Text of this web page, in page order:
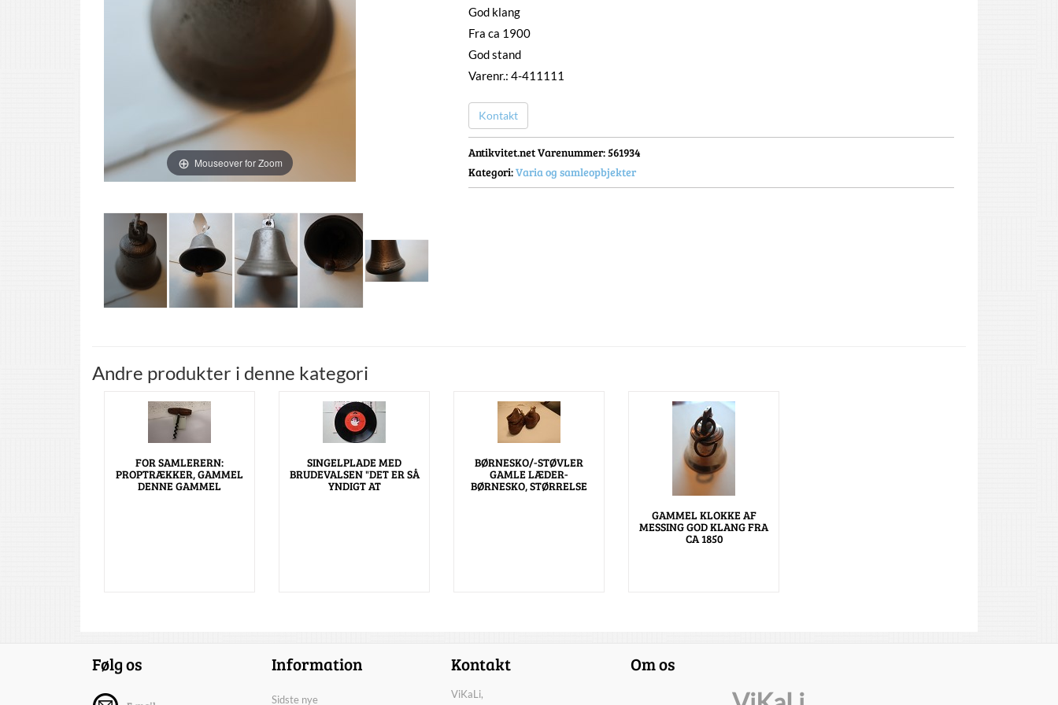
Mouseover for Zoom
God klang
Fra ca 1900
God stand
Varenr.: 4-411111
Kontakt
Antikvitet.net Varenummer: 561934
Kategori:Varia og samleopbjekter
Andre produkter i denne kategori
FOR SAMLERERN:
PROPTRÆKKER, GAMMEL
DENNE GAMMEL
SINGELPLADE MED
BRUDEVALSEN "DET ER SÅ
YNDIGT AT
BØRNESKO/-STØVLER
GAMLE LÆDER-
BØRNESKO, STØRRELSE
GAMMEL KLOKKE AF
MESSING GOD KLANG FRA
CA 1850
Følg os Information
Sidste nye
Kontakt
ViKaLi,
Om os